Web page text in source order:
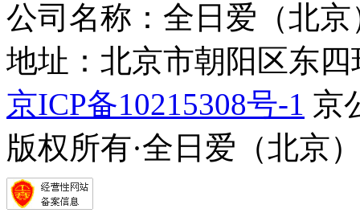
公司名称：全日爱（北
地址：北京市朝阳区东
京ICP备10215308号-1 京
版权所有·全日爱（北京